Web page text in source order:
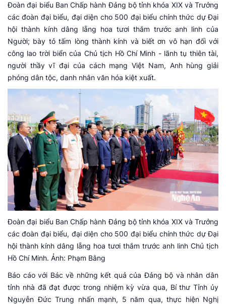
Đoàn đại biểu Ban Chấp hành Đảng bộ tỉnh khóa XIX và Trưởng
các đoàn đại biểu, đại diện cho 500 đại biểu chính thức dự Đại
hội thành kính dâng lẵng hoa tươi thắm trước anh linh của
Người; bày tỏ tấm lòng thành kính và biết ơn vô hạn đối với
công lao trời biển của Chủ tịch Hồ Chí Minh - lãnh tụ thiên tài,
người thầy vĩ đại của cách mạng Việt Nam, Anh hùng giải
phóng dân tộc, danh nhân văn hóa kiệt xuất.
Đoàn đại biểu Ban Chấp hành Đảng bộ tỉnh khóa XIX và Trưởng
các đoàn đại biểu, đại diện cho 500 đại biểu chính thức dự Đại
hội thành kính dâng lẵng hoa tươi thắm trước anh linh Chủ tịch
Hồ Chí Minh. Ảnh: Phạm Bằng
Báo cáo với Bác về những kết quả của Đảng bộ và nhân dân
tỉnh nhà đã đạt được trong nhiệm kỳ vừa qua, Bí thư Tỉnh ủy
Nguyễn Đức Trung nhấn mạnh, 5 năm qua, thực hiện Nghị